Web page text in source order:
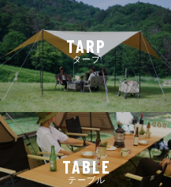
TARP
タープ
TABLE
テーブル